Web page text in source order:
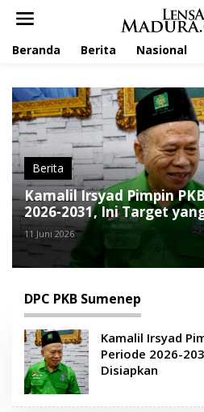
Beranda Berita Nasional
Berita
Kamalil Irsyad Pimpin
2026-2031, Ini Target
11 Juni 2026
DPC PKB Sumenep
Kamalil Irsyad
Periode 2026-
Disiapkan